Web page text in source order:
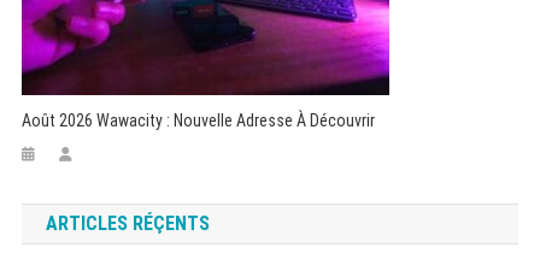
Août 2026 Wawacity : Nouvelle Adresse À Découvrir
ARTICLES RÉÇENTS